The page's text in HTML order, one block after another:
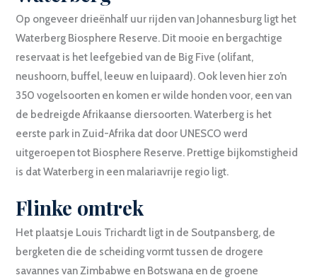
Op ongeveer drieënhalf uur rijden van Johannesburg ligt het
Waterberg Biosphere Reserve. Dit mooie en bergachtige
reservaat is het leefgebied van de Big Five (olifant,
neushoorn, buffel, leeuw en luipaard). Ook leven hier zo’n
350 vogelsoorten en komen er wilde honden voor, een van
de bedreigde Afrikaanse diersoorten. Waterberg is het
eerste park in Zuid-Afrika dat door UNESCO werd
uitgeroepen tot Biosphere Reserve. Prettige bijkomstigheid
is dat Waterberg in een malariavrije regio ligt.
Flinke omtrek
Het plaatsje Louis Trichardt ligt in de Soutpansberg, de
bergketen die de scheiding vormt tussen de drogere
savannes van Zimbabwe en Botswana en de groene